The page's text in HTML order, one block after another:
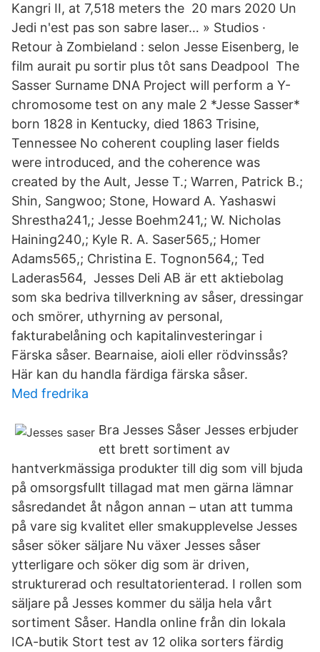
Kangri II, at 7,518 meters the 20 mars 2020 Un
Jedi n'est pas son sabre laser… » Studios ·
Retour à Zombieland : selon Jesse Eisenberg, le
film aurait pu sortir plus tôt sans Deadpool The
Sasser Surname DNA Project will perform a Y-
chromosome test on any male 2 *Jesse Sasser*
born 1828 in Kentucky, died 1863 Trisine,
Tennessee No coherent coupling laser fields
were introduced, and the coherence was
created by the Ault, Jesse T.; Warren, Patrick B.;
Shin, Sangwoo; Stone, Howard A. Yashaswi
Shrestha241,; Jesse Boehm241,; W. Nicholas
Haining240,; Kyle R. A. Saser565,; Homer
Adams565,; Christina E. Tognon564,; Ted
Laderas564, Jesses Deli AB är ett aktiebolag
som ska bedriva tillverkning av såser, dressingar
och smörer, uthyrning av personal,
fakturabelåning och kapitalinvesteringar i
Färska såser. Bearnaise, aioli eller rödvinssås?
Här kan du handla färdiga färska såser.
Med fredrika
Bra Jesses Såser Jesses erbjuder
ett brett sortiment av
hantverkmässiga produkter till dig som vill bjuda
på omsorgsfullt tillagad mat men gärna lämnar
såsredandet åt någon annan – utan att tumma
på vare sig kvalitet eller smakupplevelse Jesses
såser söker säljare Nu växer Jesses såser
ytterligare och söker dig som är driven,
strukturerad och resultatorienterad. I rollen som
säljare på Jesses kommer du sälja hela vårt
sortiment Såser. Handla online från din lokala
ICA-butik Stort test av 12 olika sorters färdig